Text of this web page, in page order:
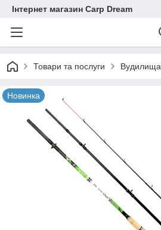
Інтернет магазин Carp Dream
Товари та послуги Вудилища
Новинка